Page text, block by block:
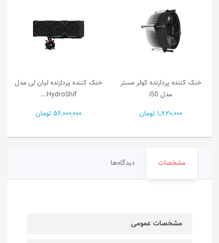
خنک کننده پردازنده کولر مستر
مدل i50
1,820,000 تومان
خنک کننده پردازنده لیان لی مدل
HydroShif...
56,000,000 تومان
مشخصات دیدگاه‌ها
مشخصات عمومی